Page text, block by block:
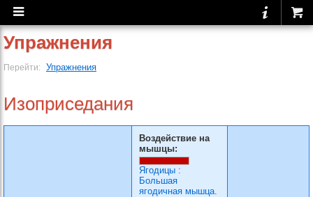
Упражнения
Перейти: Упражнения
Изоприседания
Воздействие на
мышцы:
Ягодицы :
Большая
ягодичная мышца.